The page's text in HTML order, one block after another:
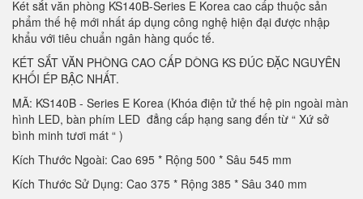
Két sắt văn phòng KS140B-Series E Korea cao cấp thuộc sản
phẩm thế hệ mới nhất áp dụng công nghệ hiện đại được nhập
khẩu với tiêu chuẩn ngân hàng quốc tế.
KÉT SẮT VĂN PHÒNG CAO CẤP DÒNG KS ĐÚC ĐẶC NGUYÊN
KHỐI ÉP BẬC NHẤT.
MÃ: KS140B - Series E Korea (Khóa điện tử thế hệ pin ngoài màn
hình LED, bàn phím LED đẳng cấp hạng sang đến từ “ Xứ sở
bình minh tươi mát “ )
Kích Thước Ngoài: Cao 695 * Rộng 500 * Sâu 545 mm
Kích Thước Sử Dụng: Cao 375 * Rộng 385 * Sâu 340 mm